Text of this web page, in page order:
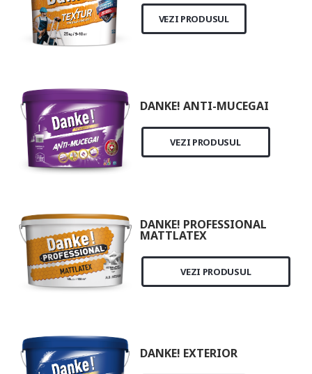
VEZI PRODUSUL
DANKE! ANTI-MUCEGAI
VEZI PRODUSUL
DANKE! PROFESSIONAL
MATTLATEX
VEZI PRODUSUL
DANKE! EXTERIOR